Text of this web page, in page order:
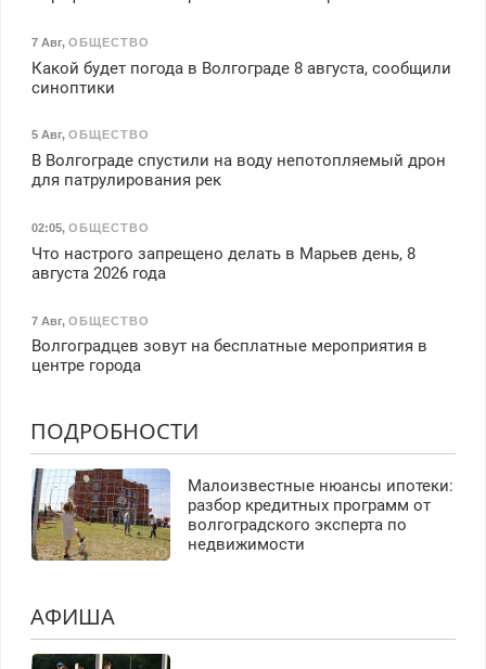
7 Авг, ОБЩЕСТВО
Какой будет погода в Волгограде 8 августа, сообщили
синоптики
5 Авг, ОБЩЕСТВО
В Волгограде спустили на воду непотопляемый дрон
для патрулирования рек
02:05, ОБЩЕСТВО
Что настрого запрещено делать в Марьев день, 8
августа 2026 года
7 Авг, ОБЩЕСТВО
Волгоградцев зовут на бесплатные мероприятия в
центре города
ПОДРОБНОСТИ
Малоизвестные нюансы ипотеки:
разбор кредитных программ от
волгоградского эксперта по
недвижимости
АФИША